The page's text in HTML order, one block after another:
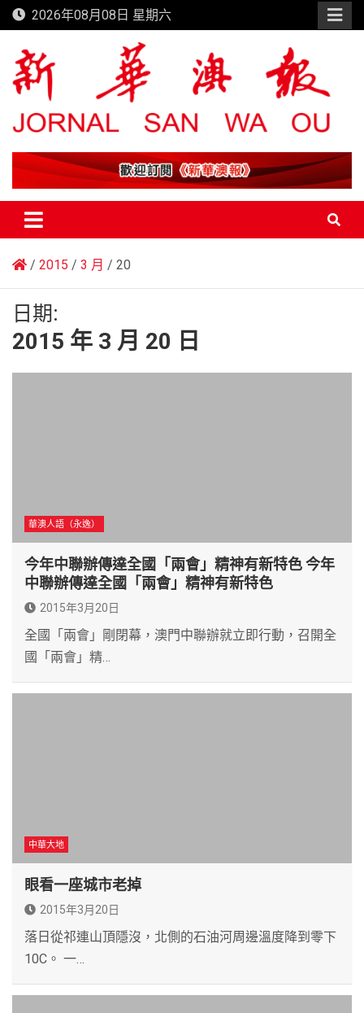
Skip
to
content
2026年08月08日 星期六
新華澳報
2015 3 月 20
日期:
2015 年 3 月 20 日
華澳人語（永逸）
今年中聯辦傳達全國「兩會」精神有新特色 今年
中聯辦傳達全國「兩會」精神有新特色
2015年3月20日
全國「兩會」剛閉幕，澳門中聯辦就立即行動，召開全
國「兩會」精…
中華大地
眼看一座城市老掉
2015年3月20日
落日從祁連山頂隱沒，北側的石油河周邊溫度降到零下
10C。 一…